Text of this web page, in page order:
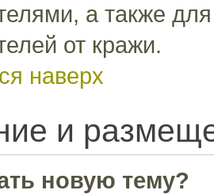
а также
от кражи.
наверх
и
новую тему?